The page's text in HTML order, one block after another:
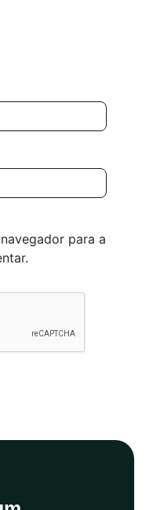
para a